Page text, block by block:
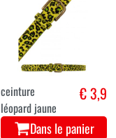
ceinture
léopard jaune
€ 3,9
Dans le panier